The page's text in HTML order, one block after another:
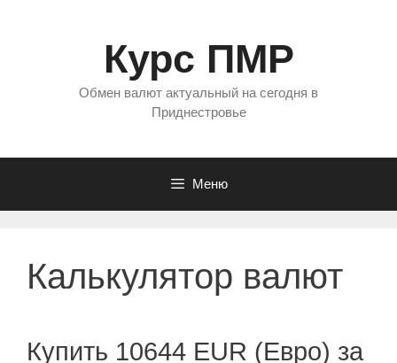
Курс ПМР
Обмен валют актуальный на сегодня в
Приднестровье
Меню
Калькулятор валют
Купить 10644 EUR (Евро) за